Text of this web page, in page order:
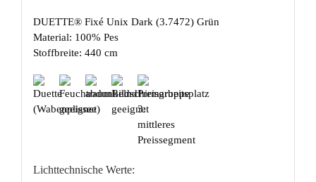
DUETTE® Fixé Unix Dark (3.7472) Grün
Material: 100% Pes
Stoffbreite: 440 cm
Lichttechnische Werte: